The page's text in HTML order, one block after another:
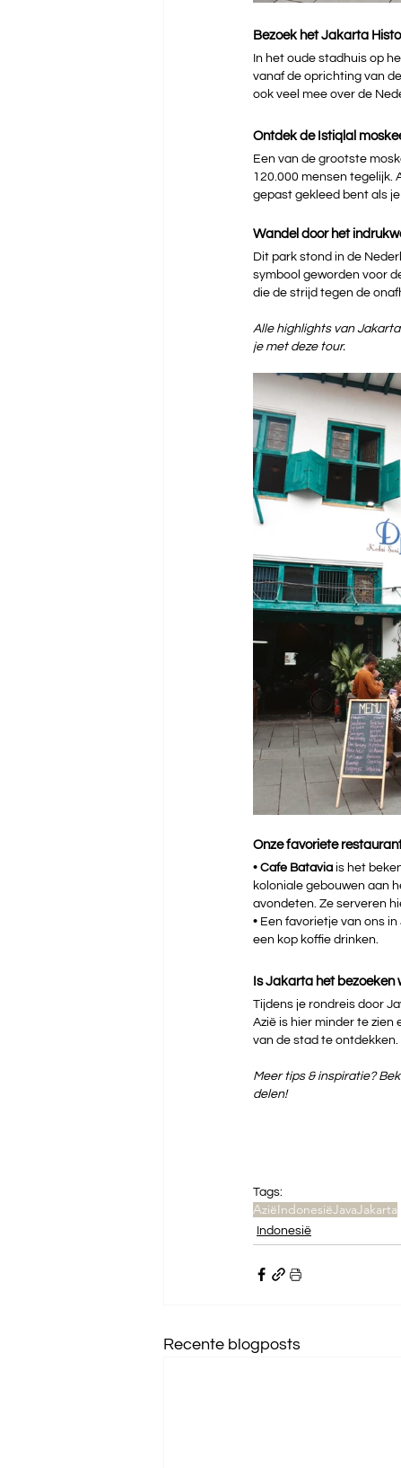
Bezoek het Jakarta
In het oude stadhuis op
vanaf de oprichting van
ook veel mee over de
Ontdek de Istiqlal
Een van de grootste
120.000 mensen tegelijk.
gepast gekleed bent als
Wandel door het
Dit park stond in de
symbool geworden voor
die de strijd tegen de
Alle highlights van
je met deze tour.
Onze favoriete
• Cafe Batavia is het
koloniale gebouwen aan
avondeten. Ze serveren
• Een favorietje van ons in
een kop koffie drinken.
Is Jakarta het bezoeken
Tijdens je rondreis door
Azië is hier minder te zien
van de stad te ontdekken.
Meer tips & inspiratie?
delen!
Tags:
AziëIndonesiëJavaJakarta
Indonesië
Recente blogposts